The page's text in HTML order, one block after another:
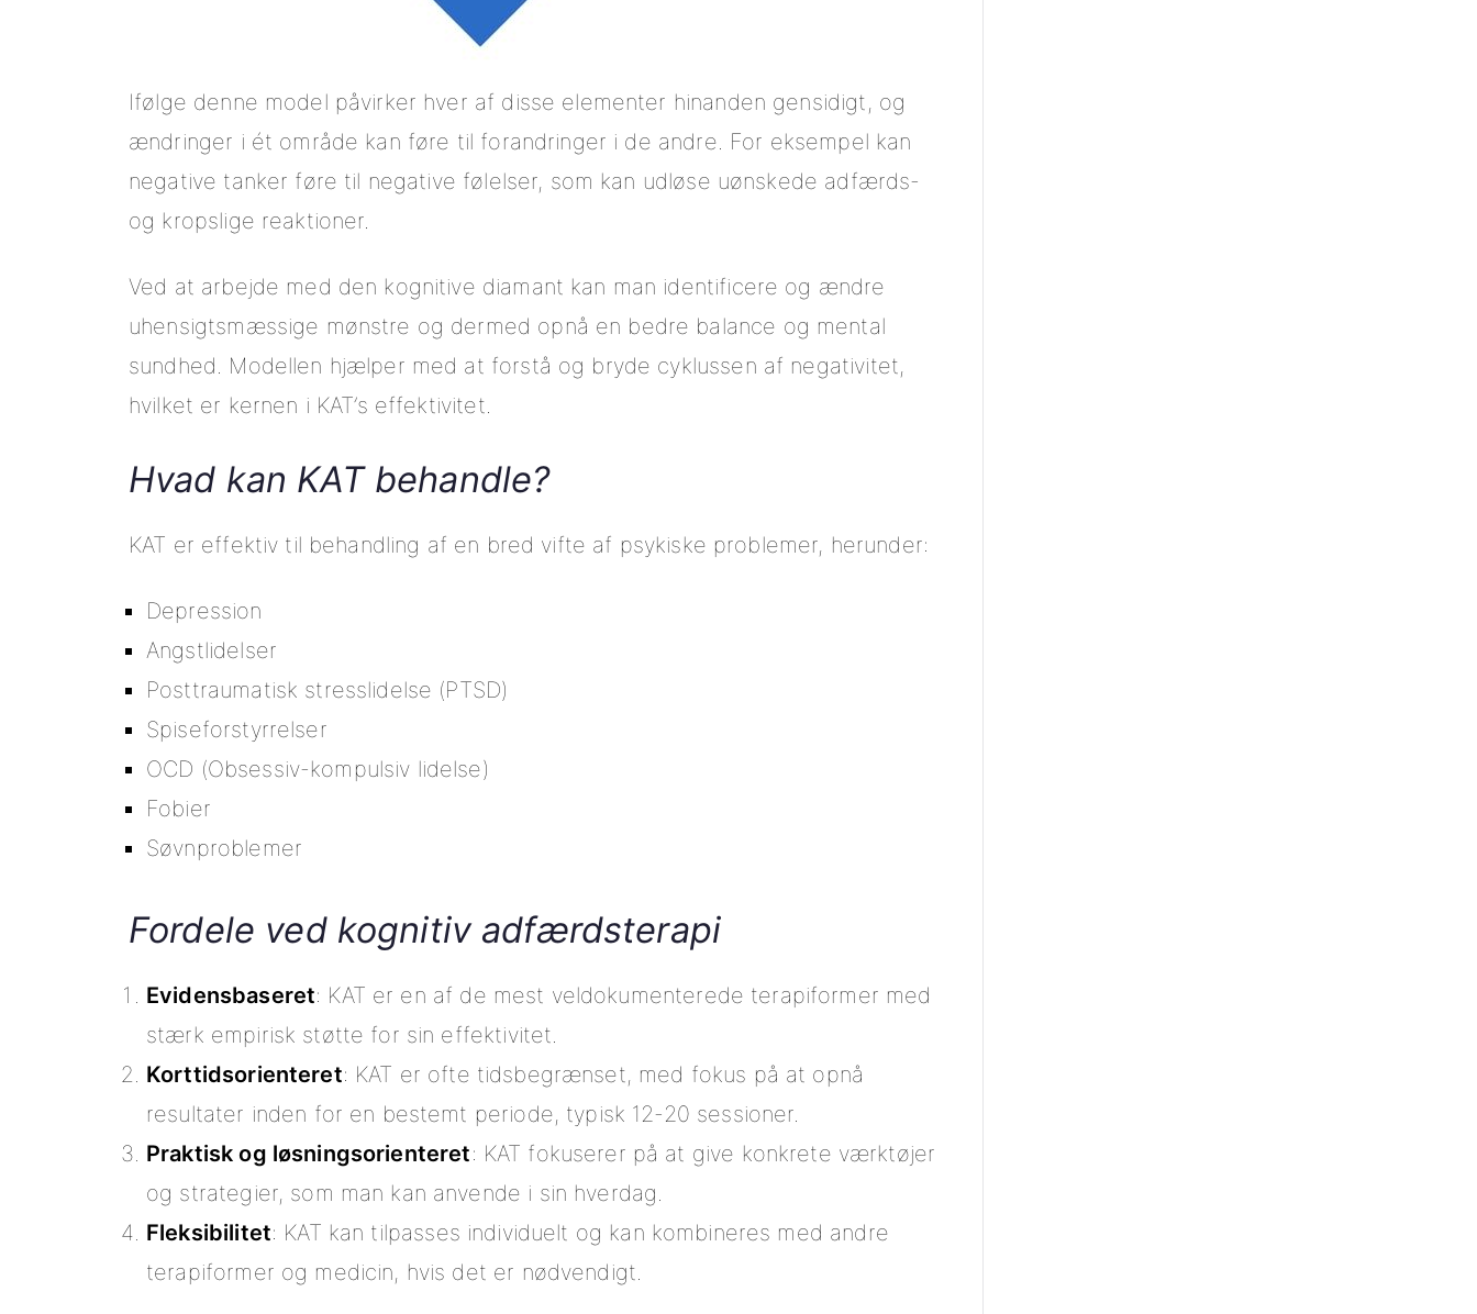
Ifølge denne model påvirker hver af disse elementer hinanden gensidigt, og
ændringer i ét område kan føre til forandringer i de andre. For eksempel kan
negative tanker føre til negative følelser, som kan udløse uønskede adfærds-
og kropslige reaktioner.
Ved at arbejde med den kognitive diamant kan man identificere og ændre
uhensigtsmæssige mønstre og dermed opnå en bedre balance og mental
sundhed. Modellen hjælper med at forstå og bryde cyklussen af negativitet,
hvilket er kernen i KAT’s effektivitet.
Hvad kan KAT behandle?
KAT er effektiv til behandling af en bred vifte af psykiske problemer, herunder:
Depression
Angstlidelser
Posttraumatisk stresslidelse (PTSD)
Spiseforstyrrelser
OCD (Obsessiv-kompulsiv lidelse)
Fobier
Søvnproblemer
Fordele ved kognitiv adfærdsterapi
Evidensbaseret: KAT er en af de mest veldokumenterede terapiformer med
stærk empirisk støtte for sin effektivitet.
Korttidsorienteret: KAT er ofte tidsbegrænset, med fokus på at opnå
resultater inden for en bestemt periode, typisk 12-20 sessioner.
Praktisk og løsningsorienteret: KAT fokuserer på at give konkrete værktøjer
og strategier, som man kan anvende i sin hverdag.
Fleksibilitet: KAT kan tilpasses individuelt og kan kombineres med andre
terapiformer og medicin, hvis det er nødvendigt.